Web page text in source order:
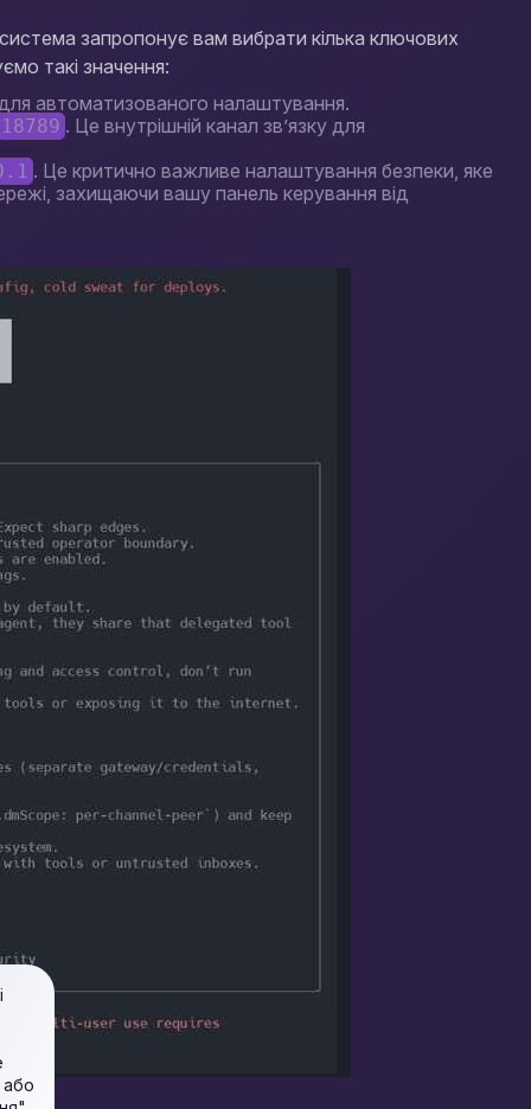
запропонує вам вибрати кілька ключових
такі значення:
автоматизованого налаштування.
18789 . Це внутрішній канал зв’язку для
. Це критично важливе налаштування безпеки, яке
захищаючи вашу панель керування від
або